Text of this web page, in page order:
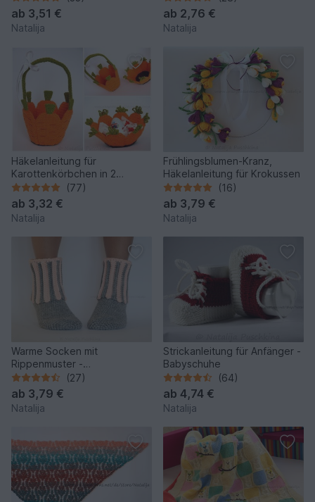
ab 3,51 €
Natalija
ab 2,76 €
Natalija
Häkelanleitung für
Karottenkörbchen in 2
Designs
(77)
ab 3,32 €
Natalija
Frühlingsblumen-Kranz,
Häkelanleitung für Krokussen
(16)
ab 3,79 €
Natalija
Warme Socken mit
Rippenmuster -
Häkelanleitung in Größen 36-
47
(27)
ab 3,79 €
Natalija
Strickanleitung für Anfänger -
Babyschuhe
(64)
ab 4,74 €
Natalija